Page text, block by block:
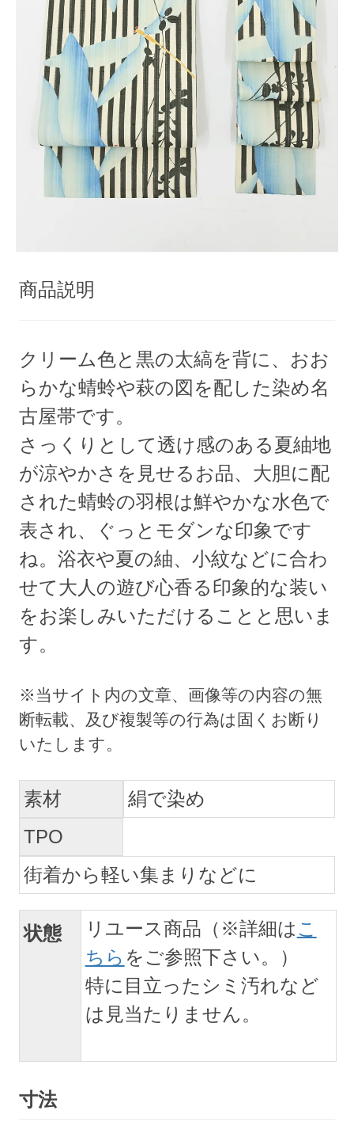
商品説明
クリーム色と黒の太縞を背に、おお
らかな蜻蛉や萩の図を配した染め名
古屋帯です。
さっくりとして透け感のある夏紬地
が涼やかさを見せるお品、大胆に配
された蜻蛉の羽根は鮮やかな水色で
表され、ぐっとモダンな印象です
ね。浴衣や夏の紬、小紋などに合わ
せて大人の遊び心香る印象的な装い
をお楽しみいただけることと思いま
す。
素材
絹で染め
TPO
街着から軽い集まりなどに
状態 リユース商品（※詳細は こ
ちら をご参照下さい。）
特に目立ったシミ汚れなど
は見当たりません。
寸法